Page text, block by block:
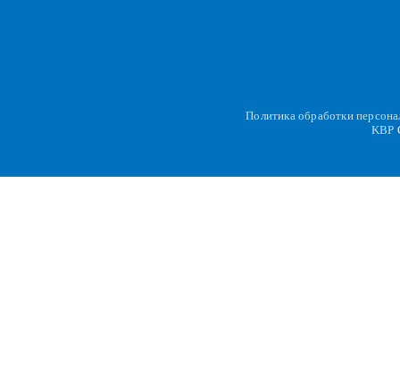
Политика обработки
KBP